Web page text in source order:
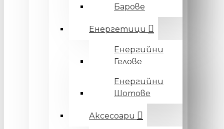
Барове
Енергетици
Енергийни
Гелове
Енергийни
Шотове
Аксесоари